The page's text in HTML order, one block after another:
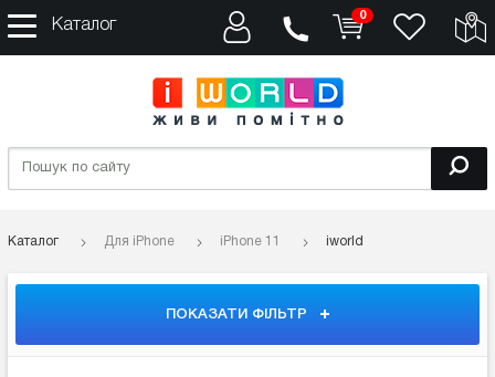
Каталог
0
Каталог Для iPhone iPhone 11 iworld
ПОКАЗАТИ ФІЛЬТР